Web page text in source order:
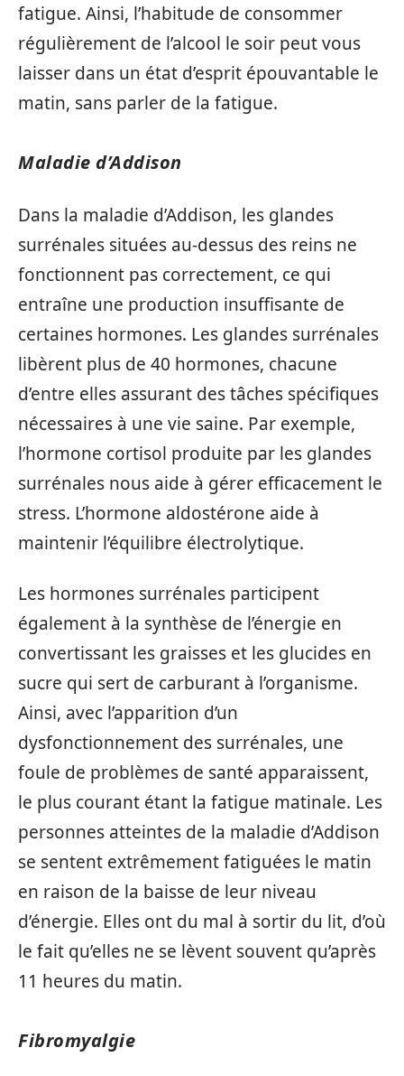
fatigue. Ainsi, l’habitude de consommer
régulièrement de l’alcool le soir peut vous
laisser dans un état d’esprit épouvantable le
matin, sans parler de la fatigue.
Maladie d’Addison
Dans la maladie d’Addison, les glandes
surrénales situées au-dessus des reins ne
fonctionnent pas correctement, ce qui
entraîne une production insuffisante de
certaines hormones. Les glandes surrénales
libèrent plus de 40 hormones, chacune
d’entre elles assurant des tâches spécifiques
nécessaires à une vie saine. Par exemple,
l’hormone cortisol produite par les glandes
surrénales nous aide à gérer efficacement le
stress. L’hormone aldostérone aide à
maintenir l’équilibre électrolytique.
Les hormones surrénales participent
également à la synthèse de l’énergie en
convertissant les graisses et les glucides en
sucre qui sert de carburant à l’organisme.
Ainsi, avec l’apparition d’un
dysfonctionnement des surrénales, une
foule de problèmes de santé apparaissent,
le plus courant étant la fatigue matinale. Les
personnes atteintes de la maladie d’Addison
se sentent extrêmement fatiguées le matin
en raison de la baisse de leur niveau
d’énergie. Elles ont du mal à sortir du lit, d’où
le fait qu’elles ne se lèvent souvent qu’après
11 heures du matin.
Fibromyalgie